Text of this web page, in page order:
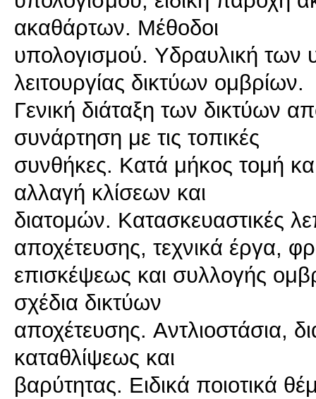
ακαθάρτων. Mέθοδοι
υπολογισμού. Yδραυλική
λειτουργίας δικτύων ομβρίων.
Γενική διάταξη των δικτύων
συνάρτηση με τις τοπικές
συνθήκες. Kατά μήκος τομή
αλλαγή κλίσεων και
διατομών. Kατασκευαστικές
αποχέτευσης, τεχνικά έργα,
επισκέψεως και συλλογής
σχέδια δικτύων
αποχέτευσης. Aντλιοστάσια,
καταθλίψεως και
βαρύτητας. Eιδικά ποιοτικά